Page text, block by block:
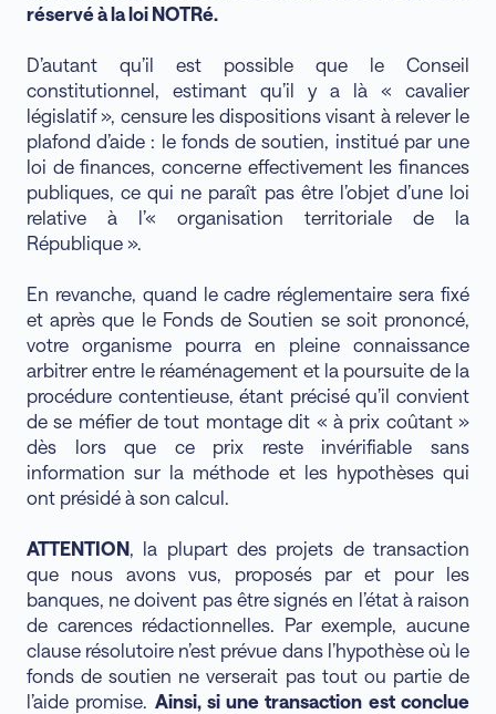
réservé à la loi NOTRé.
D’autant qu’il est possible que le Conseil
constitutionnel, estimant qu’il y a là « cavalier
législatif », censure les dispositions visant à relever le
plafond d’aide : le fonds de soutien, institué par une
loi de finances, concerne effectivement les finances
publiques, ce qui ne paraît pas être l’objet d’une loi
relative à l’« organisation territoriale de la
République ».
En revanche, quand le cadre réglementaire sera fixé
et après que le Fonds de Soutien se soit prononcé,
votre organisme pourra en pleine connaissance
arbitrer entre le réaménagement et la poursuite de la
procédure contentieuse, étant précisé qu’il convient
de se méfier de tout montage dit « à prix coûtant »
dès lors que ce prix reste invérifiable sans
information sur la méthode et les hypothèses qui
ont présidé à son calcul.
ATTENTION, la plupart des projets de transaction
que nous avons vus, proposés par et pour les
banques, ne doivent pas être signés en l’état à raison
de carences rédactionnelles. Par exemple, aucune
clause résolutoire n’est prévue dans l’hypothèse où le
fonds de soutien ne verserait pas tout ou partie de
l’aide promise. Ainsi, si une transaction est conclue